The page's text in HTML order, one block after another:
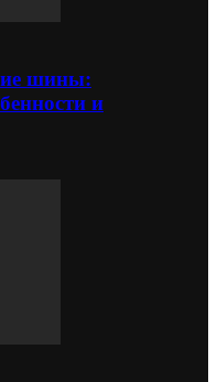
шины:
и